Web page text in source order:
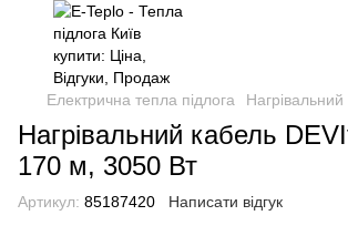
Електрична тепла підлога
Нагрівальний кабель
170 м, 3050 Вт
Артикул: 85187420 Написати відгук